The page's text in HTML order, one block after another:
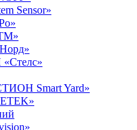
Sensor»
Smart Yard»